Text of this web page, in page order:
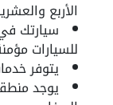
الأربع
سيارتك
للسيارات
يتوفر
يوجد